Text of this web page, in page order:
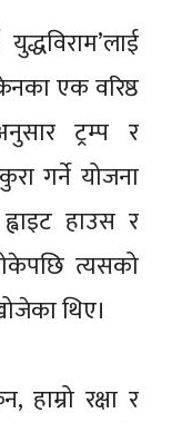
एक वरिष्ठ
ट्रम्प र
गर्ने योजना
हाउस र
त्यसको
थिए।
हाम्रो रक्षा र